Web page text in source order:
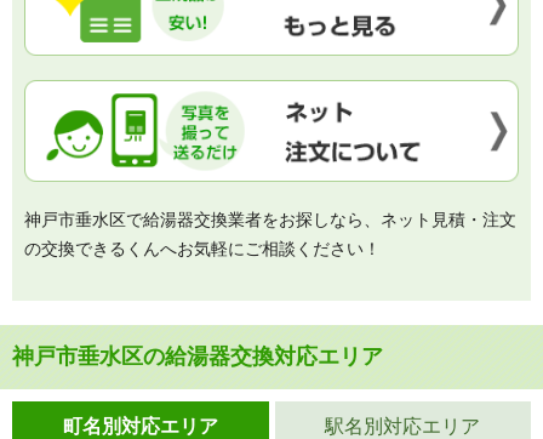
神戸市垂水区で給湯器交換業者をお探しなら、ネット見積・注文
の交換できるくんへお気軽にご相談ください！
神戸市垂水区の給湯器交換対応エリア
町名別対応エリア 駅名別対応エリア